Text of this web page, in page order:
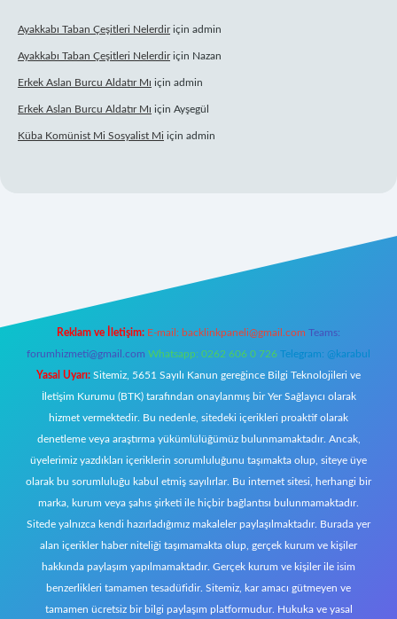
Ayakkabı Taban Çeşitleri Nelerdiriçin admin
Ayakkabı Taban Çeşitleri Nelerdiriçin Nazan
Erkek Aslan Burcu Aldatır Mı için admin
Erkek Aslan Burcu Aldatır Mı için Ayşegül
Küba Komünist Mi Sosyalist Mi için admin
Reklam ve İletişim: E-mail: backlinkpaneli@gmail.com Teams:
forumhizmeti@gmail.com Whatsapp: 0262 606 0 726 Telegram: @karabul
Yasal Uyarı: Sitemiz, 5651 Sayılı Kanun gereğince Bilgi Teknolojileri ve
İletişim Kurumu (BTK) tarafından onaylanmış bir Yer Sağlayıcı olarak
hizmet vermektedir. Bu nedenle, sitedeki içerikleri proaktif olarak
denetleme veya araştırma yükümlülüğümüz bulunmamaktadır. Ancak,
üyelerimiz yazdıkları içeriklerin sorumluluğunu taşımakta olup, siteye üye
olarak bu sorumluluğu kabul etmiş sayılırlar. Bu internet sitesi, herhangi bir
marka, kurum veya şahıs şirketi ile hiçbir bağlantısı bulunmamaktadır.
Sitede yalnızca kendi hazırladığımız makaleler paylaşılmaktadır. Burada yer
alan içerikler haber niteliği taşımamakta olup, gerçek kurum ve kişiler
hakkında paylaşım yapılmamaktadır. Gerçek kurum ve kişiler ile isim
benzerlikleri tamamen tesadüfidir. Sitemiz, kar amacı gütmeyen ve
tamamen ücretsiz bir bilgi paylaşım platformudur. Hukuka ve yasal